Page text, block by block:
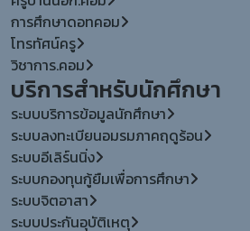
การศึกษาดอทคอม
โทรทัศน์ครู
วิชาการ.คอม
บริการสำหรับนักศึกษา
ระบบบริการข้อมูลนักศึกษา
ระบบลงทะเบียนอมรมภาคฤดูร้อน
ระบบอีเลิร์นนิ่ง
ระบบกองทุนกู้ยืมเพื่อการศึกษา
ระบบจิตอาสา
ระบบประกันอุบัติเหตุ